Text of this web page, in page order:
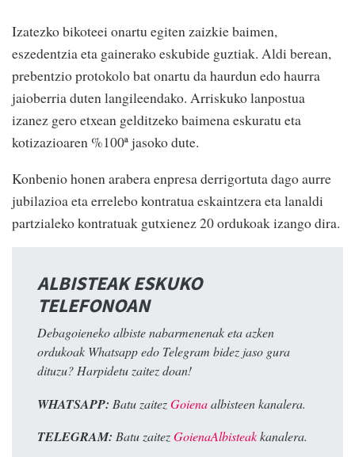
Izatezko bikoteei onartu egiten zaizkie baimen,
eszedentzia eta gainerako eskubide guztiak. Aldi berean,
prebentzio protokolo bat onartu da haurdun edo haurra
jaioberria duten langileendako. Arriskuko lanpostua
izanez gero etxean gelditzeko baimena eskuratu eta
kotizazioaren %100ª jasoko dute.
Konbenio honen arabera enpresa derrigortuta dago aurre
jubilazioa eta errelebo kontratua eskaintzera eta lanaldi
partzialeko kontratuak gutxienez 20 ordukoak izango dira.
ALBISTEAK ESKUKO
TELEFONOAN
Debagoieneko albiste nabarmenenak eta azken
ordukoak Whatsapp edo Telegram bidez jaso gura
dituzu? Harpidetu zaitez doan!
WHATSAPP: Batu zaitezGoienaalbisteen kanalera.
TELEGRAM: Batu zaitezGoienaAlbisteakkanalera.